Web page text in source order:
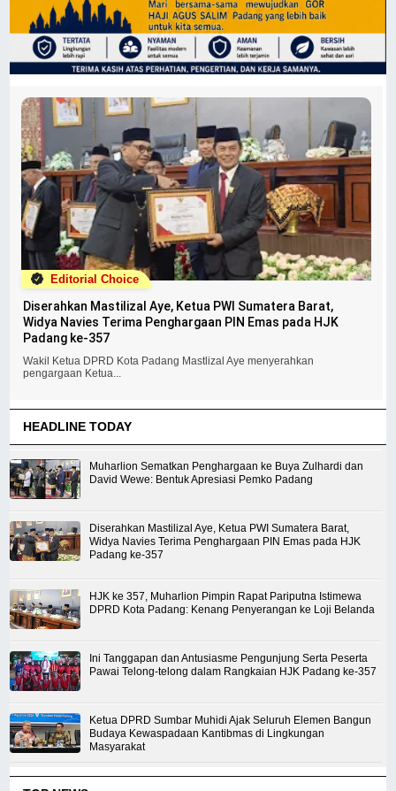
Editorial Choice
Diserahkan Mastilizal Aye, Ketua PWI Sumatera Barat,
Widya Navies Terima Penghargaan PIN Emas pada HJK
Padang ke-357
Wakil Ketua DPRD Kota Padang Mastlizal Aye menyerahkan
pengargaan Ketua...
HEADLINE TODAY
Muharlion Sematkan Penghargaan ke Buya Zulhardi dan
David Wewe: Bentuk Apresiasi Pemko Padang
Diserahkan Mastilizal Aye, Ketua PWI Sumatera Barat,
Widya Navies Terima Penghargaan PIN Emas pada HJK
Padang ke-357
HJK ke 357, Muharlion Pimpin Rapat Pariputna Istimewa
DPRD Kota Padang: Kenang Penyerangan ke Loji Belanda
Ini Tanggapan dan Antusiasme Pengunjung Serta Peserta
Pawai Telong-telong dalam Rangkaian HJK Padang ke-357
Ketua DPRD Sumbar Muhidi Ajak Seluruh Elemen Bangun
Budaya Kewaspadaan Kantibmas di Lingkungan
Masyarakat